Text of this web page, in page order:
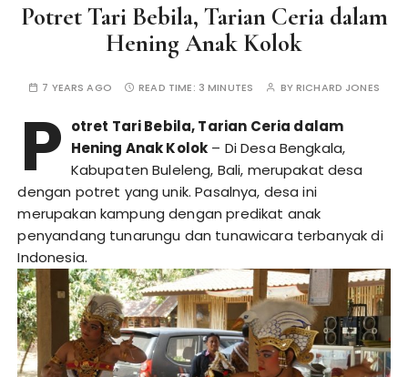
Potret Tari Bebila, Tarian Ceria dalam
Hening Anak Kolok
7 YEARS AGO READ TIME: 3 MINUTES BYRICHARD JONES
P otret Tari Bebila, Tarian Ceria dalam
Hening Anak Kolok – Di Desa Bengkala,
Kabupaten Buleleng, Bali, merupakat desa
dengan potret yang unik. Pasalnya, desa ini
merupakan kampung dengan predikat anak
penyandang tunarungu dan tunawicara terbanyak di
Indonesia.